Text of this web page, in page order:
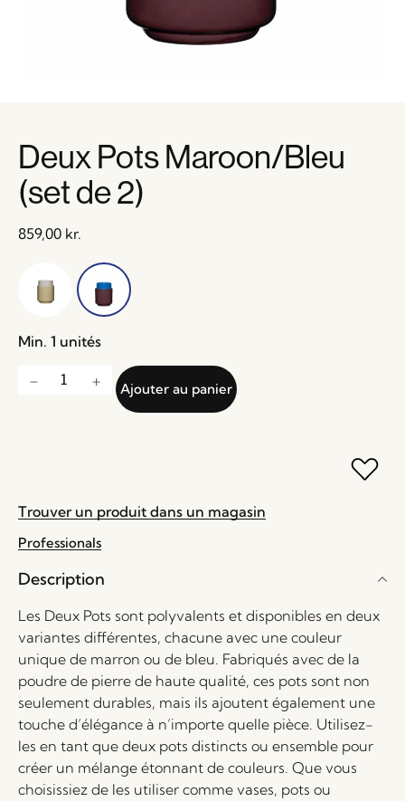
Deux Pots Maroon/Bleu
(set de 2)
859,00 kr.
Min. 1 unités
Ajouter au panier
Trouver un produit dans un magasin
Professionals
Description
Les Deux Pots sont polyvalents et disponibles en deux
variantes différentes, chacune avec une couleur
unique de marron ou de bleu. Fabriqués avec de la
poudre de pierre de haute qualité, ces pots sont non
seulement durables, mais ils ajoutent également une
touche d’élégance à n’importe quelle pièce. Utilisez-
les en tant que deux pots distincts ou ensemble pour
créer un mélange étonnant de couleurs. Que vous
choisissiez de les utiliser comme vases, pots ou